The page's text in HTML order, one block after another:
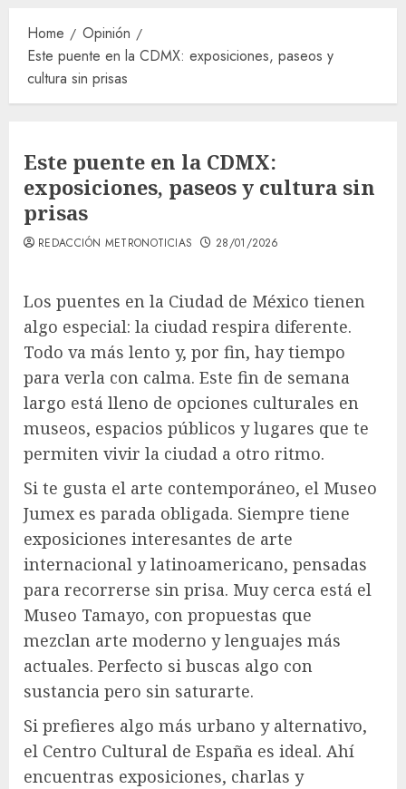
Home
Opinión
Este puente en la CDMX: exposiciones, paseos y
cultura sin prisas
Este puente en la CDMX:
exposiciones, paseos y cultura sin
prisas
REDACCIÓN METRONOTICIAS 28/01/2026
Los puentes en la Ciudad de México tienen
algo especial: la ciudad respira diferente.
Todo va más lento y, por fin, hay tiempo
para verla con calma. Este fin de semana
largo está lleno de opciones culturales en
museos, espacios públicos y lugares que te
permiten vivir la ciudad a otro ritmo.
Si te gusta el arte contemporáneo, el Museo
Jumex es parada obligada. Siempre tiene
exposiciones interesantes de arte
internacional y latinoamericano, pensadas
para recorrerse sin prisa. Muy cerca está el
Museo Tamayo, con propuestas que
mezclan arte moderno y lenguajes más
actuales. Perfecto si buscas algo con
sustancia pero sin saturarte.
Si prefieres algo más urbano y alternativo,
el Centro Cultural de España es ideal. Ahí
encuentras exposiciones, charlas y